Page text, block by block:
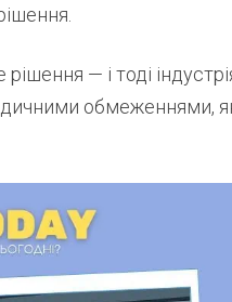
— і тоді
обмеженнями,